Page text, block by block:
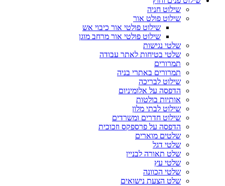
שילוט חניה
שילוט פולט אור
שילוט פולטי אור כיבוי אש
שילוט פולטי אור מרחב מוגן
שלטי נגישות
שלטי בטיחות לאתר עבודה
תמרורים
תמרורים באתרי בניה
שילוט לבריכה
הדפסה על אלומיניום
אותיות בולטות
שילוט לבתי מלון
שילוט חדרים ומשרדים
הדפסה על פרספקס וזכוכית
שלטים מוארים
שלטי דגל
שלט תאורה לבניין
שלטי עץ
שלטי הכוונה
שלט הצעת נישואים